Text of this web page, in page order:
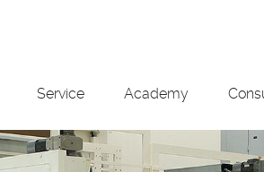
Service Academy